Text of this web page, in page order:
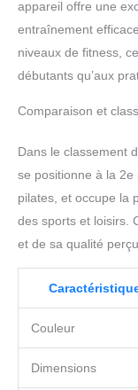
appareil offre une
entraînement
niveaux de fitness,
débutants qu’aux
Comparaison et
Dans le classement
se positionne à la
pilates, et occupe la
des sports et loisirs.
et de sa qualité
Couleur
Dimensions